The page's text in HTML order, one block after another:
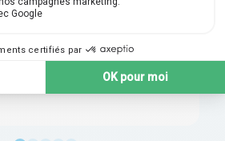
disponibilité et leur réactivité ont
continu.